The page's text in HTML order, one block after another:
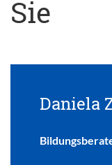
Sie
Daniela